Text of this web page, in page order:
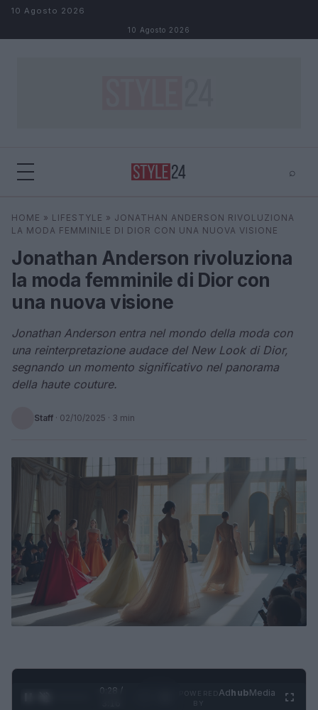
Salta al contenuto
10 Agosto 2026
10 Agosto 2026
⌕
Cerca ⌕ ×
HOME » LIFESTYLE » JONATHAN ANDERSON RIVOLUZIONA
LA MODA FEMMINILE DI DIOR CON UNA NUOVA VISIONE
Jonathan Anderson rivoluziona
la moda femminile di Dior con
una nuova visione
Jonathan Anderson entra nel mondo della moda con
una reinterpretazione audace del New Look di Dior,
segnando un momento significativo nel panorama
della haute couture.
Staff · 02/10/2025 · 3 min
0:29 /
AdhubMedia